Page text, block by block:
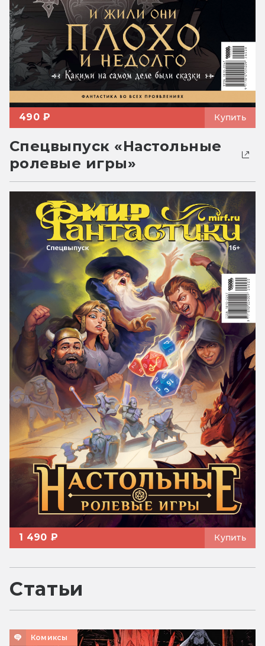
490 ₽ Купить
Спецвыпуск «Настольные
ролевые игры»
1 490 ₽ Купить
Статьи
Комиксы